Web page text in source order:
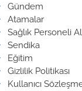
Gündem
Atamalar
Sağlık Personeli
Sendika
Eğitim
Gizlilik Politikası
Kullanıcı